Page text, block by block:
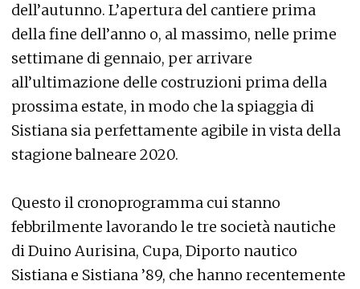
dell’autunno. L’apertura del cantiere prima
della fine dell’anno o, al massimo, nelle prime
settimane di gennaio, per arrivare
all’ultimazione delle costruzioni prima della
prossima estate, in modo che la spiaggia di
Sistiana sia perfettamente agibile in vista della
stagione balneare 2020.
Questo il cronoprogramma cui stanno
febbrilmente lavorando le tre società nautiche
di Duino Aurisina, Cupa, Diporto nautico
Sistiana e Sistiana ’89, che hanno recentemente